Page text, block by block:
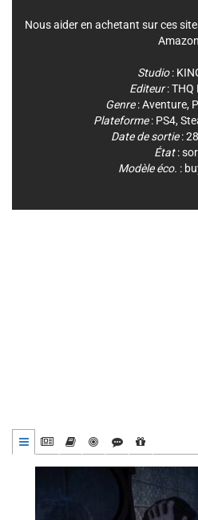
Nous aider en achetant sur ces
Amazon
Studio:
Editeur:THQ
Genre:Aventure,
Plateforme: PS4,
Date de sortie:
État:
Modèle éco. :